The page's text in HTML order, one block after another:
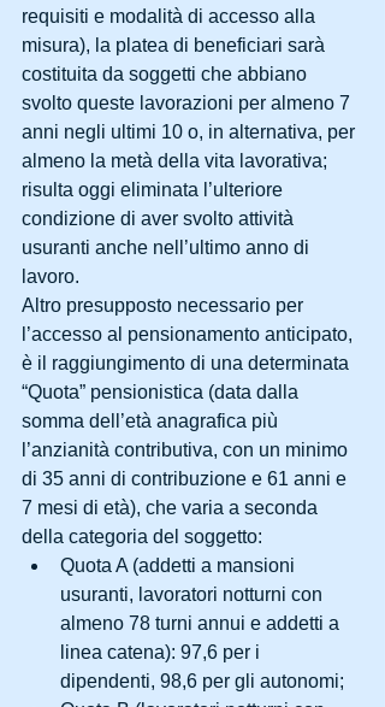
requisiti e modalità di accesso alla
misura), la platea di beneficiari sarà
costituita da soggetti che abbiano
svolto queste lavorazioni per almeno 7
anni negli ultimi 10 o, in alternativa, per
almeno la metà della vita lavorativa;
risulta oggi eliminata l’ulteriore
condizione di aver svolto attività
usuranti anche nell’ultimo anno di
lavoro.
Altro presupposto necessario per
l’accesso al pensionamento anticipato,
è il raggiungimento di una determinata
“Quota” pensionistica (data dalla
somma dell’età anagrafica più
l’anzianità contributiva, con un minimo
di 35 anni di contribuzione e 61 anni e
7 mesi di età), che varia a seconda
della categoria del soggetto:
Quota A (addetti a mansioni
usuranti, lavoratori notturni con
almeno 78 turni annui e addetti a
linea catena): 97,6 per i
dipendenti, 98,6 per gli autonomi;